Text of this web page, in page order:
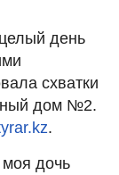
день
схватки
дом №2.
.
моя дочь